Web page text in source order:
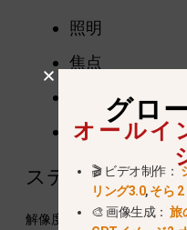
照明
焦点
スタイル転送
カラーグレー
ステップ5：生
解像度を維持しながら、編
グロ
オールイ
🎬 ビデオ制作：
リング3.0,そら 2
🎨 画像生成：旅